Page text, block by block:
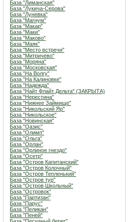
База "Лиманская"
База "Лукича-Серова"
База "Луневка"
База "Магнум"
База "Макар"
База "Маки"
База "Маково"
База "Маяк"
База "Место встречи"
База "Митричево"
База "Моряна"
База "Московская"
База "На Волгу"
База "На Калиновке"
База "Надежда"
База "Найт Флайт Дельта" (ЗАКРЫТА)
База "Нерестина"
База "Нижнее Займище"
База "Никольский Яр"
База "Никольское"
База "Новинская"
База "Оазис"
База "Олимп"
База "Ольга"
База "Орлан"
База "Орлиное гнездо"
База "Осетр"
База "Остров Капитанский"
База "Остров Колочный"
База "Остров Тепленький"
База "Остров тур"
База "Остров Школьный"
База "Островок"
База "Партизан"
База "Парус"
База "Пеликан"
База "Пеней"